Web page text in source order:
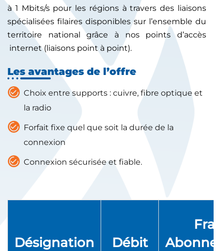
à 1 Mbits/s pour les régions à travers des liaisons
spécialisées filaires disponibles sur l’ensemble du
territoire national grâce à nos points d’accès
internet (liaisons point à point).
Les avantages de l’offre
Choix entre supports : cuivre, fibre optique et
la radio
Forfait fixe quel que soit la durée de la
connexion
Connexion sécurisée et fiable.
Désignation Débit